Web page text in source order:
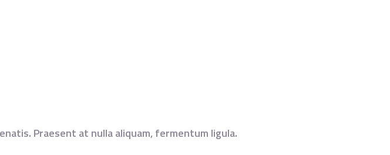
Praesent at nulla aliquam, fermentum ligula.